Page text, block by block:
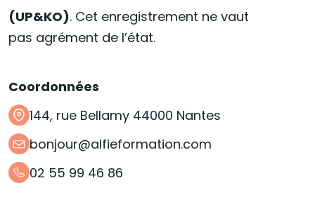
(UP&KO). Cet enregistrement ne vaut
pas agrément de l’état.
Coordonnées
144, rue Bellamy 44000 Nantes
bonjour@alfieformation.com
02 55 99 46 86